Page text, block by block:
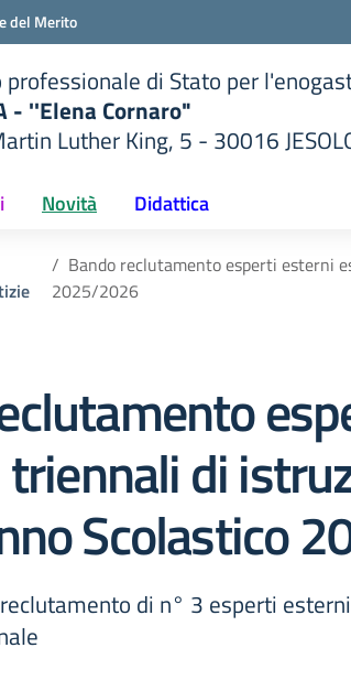
del Merito
di Stato per
- ''Elena Cornaro"
Luther King, 5 - 30016
Novità Didattica
Bando reclutamento esperti esterni
2025/2026
di
Scolastico
di n° 3 esperti